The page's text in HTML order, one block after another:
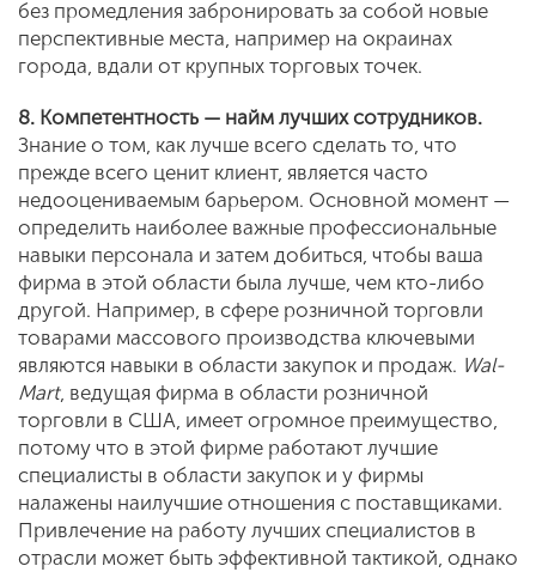
без промедления забронировать за собой новые
перспективные места, например на окраинах
города, вдали от крупных торговых точек.
8. Компетентность — найм лучших сотрудников.
Знание о том, как лучше всего сделать то, что
прежде всего ценит клиент, является часто
недооцениваемым барьером. Основной момент —
определить наиболее важные профессиональные
навыки персонала и затем добиться, чтобы ваша
фирма в этой области была лучше, чем кто-либо
другой. Например, в сфере розничной торговли
товарами массового производства ключевыми
являются навыки в области закупок и продаж. Wal-
Mart, ведущая фирма в области розничной
торговли в США, имеет огромное преимущество,
потому что в этой фирме работают лучшие
специалисты в области закупок и у фирмы
налажены наилучшие отношения с поставщиками.
Привлечение на работу лучших специалистов в
отрасли может быть эффективной тактикой, однако